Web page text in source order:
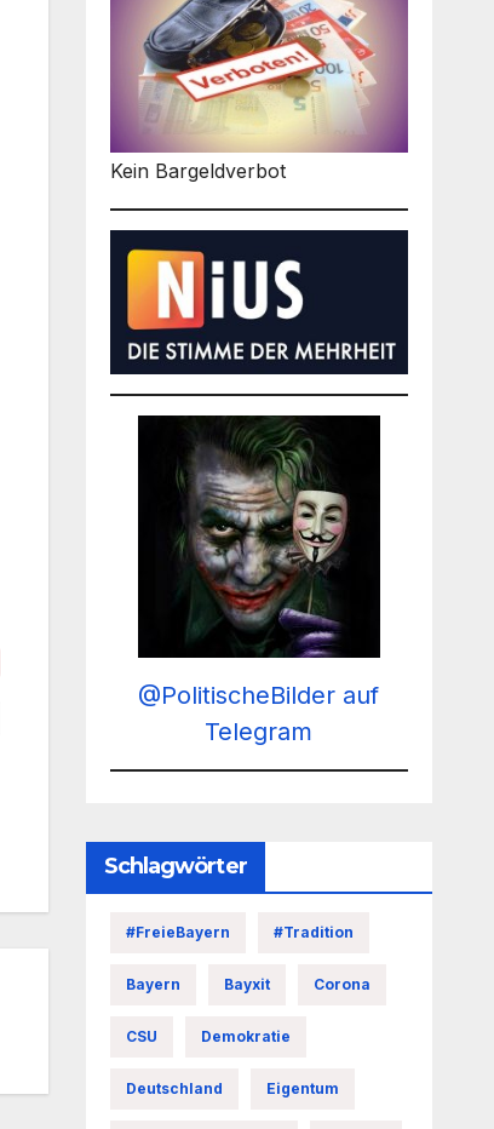
Kein Bargeldverbot
@PolitischeBilder auf
Telegram
Schlagwörter
#FreieBayern #Tradition
Bayern Bayxit Corona
CSU Demokratie
Deutschland Eigentum